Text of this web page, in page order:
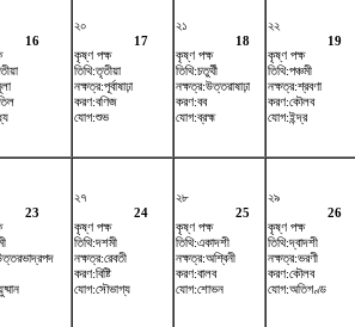
16
২০
17
কৃষ্ণ পক্ষ
তিথি:তৃতীয়া
নক্ষত্র:পূর্বাষাঢ়া
করণ:বণিজ
যোগ:শুভ
২১
18
কৃষ্ণ পক্ষ
তিথি:চতুর্থী
নক্ষত্র:উত্তরাষাঢ়া
করণ:বব
যোগ:ব্রহ্ম
২২
19
কৃষ্ণ পক্ষ
তিথি:পঞ্চমী
নক্ষত্র:শ্রবণা
করণ:কৌলব
যোগ:ইন্দ্র
23
২৭
24
কৃষ্ণ পক্ষ
তিথি:দশমী
নক্ষত্র:রেবতী
করণ:বিষ্টি
যোগ:সৌভাগ্য
২৮
25
কৃষ্ণ পক্ষ
তিথি:একাদশী
নক্ষত্র:অশ্বিনী
করণ:বালব
যোগ:শোভন
২৯
26
কৃষ্ণ পক্ষ
তিথি:দ্বাদশী
নক্ষত্র:ভরণী
করণ:কৌলব
যোগ:অতিগণ্ড